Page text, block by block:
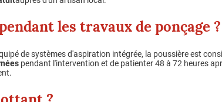
les travaux de ponçage ?
de systèmes d'aspiration intégrée, la poussière est
pendant l'intervention et de patienter 48 à 72 heures